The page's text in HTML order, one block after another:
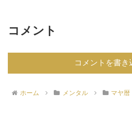
コメント
コメントを書き
ホーム メンタル マヤ暦